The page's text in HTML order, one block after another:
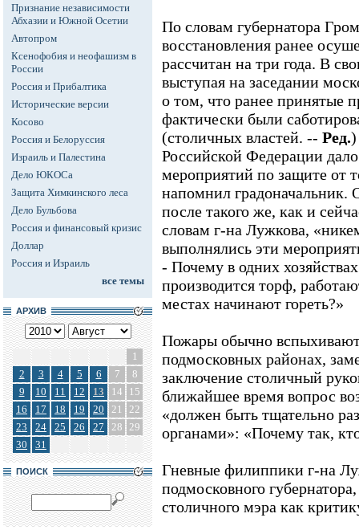
Признание независимости
Абхазии и Южной Осетии
Автопром
Ксенофобия и неофашизм в
России
Россия и Прибалтика
Исторические версии
Косово
Россия и Белоруссия
Израиль и Палестина
Дело ЮКОСа
Защита Химкинского леса
Дело Бульбова
Россия и финансовый кризис
Доллар
Россия и Израиль
все темы
АРХИВ
1
2
3 4 5 6 7
8
9
10 11 12 13 14
15
16
17 18 19 20 21
22
23
24 25 26 27 28 29
30
31
ПОИСК
По словам губернатора
восстановления ранее
рассчитан на три года. В
выступая на заседании
о том, что ранее принятые
фактически были
(столичных властей. -- Ред.)
Российской Федерации
мероприятий по защите от
напомнил градоначальник.
после такого же, как и
словам г-на Лужкова,
выполнялись эти
- Почему в одних
производится торф,
местах начинают гореть?»
Пожары обычно
подмосковных районах,
заключение столичный
ближайшее время вопрос
«должен быть тщательно
органами»: «Почему так,
Гневные филиппики г-на
подмосковного
столичного мэра как